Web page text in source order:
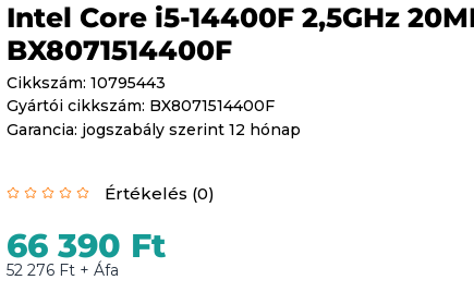
Intel Core i5-14400F 2,5GHz
BX8071514400F
Cikkszám: 10795443
Gyártói cikkszám: BX8071514400F
Garancia: jogszabály szerint 12 hónap
Értékelés (0)
66 390 Ft
52 276 Ft + Áfa